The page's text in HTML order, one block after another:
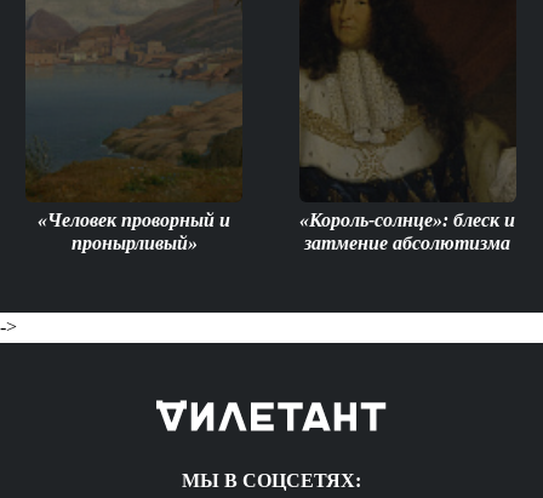
«Человек проворный и
пронырливый»
«Король-солнце»: блеск и
затмение абсолютизма
->
МЫ В СОЦСЕТЯХ: